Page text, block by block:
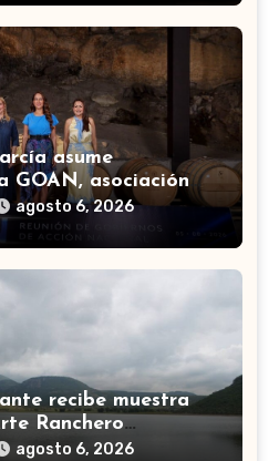
asume
GOAN, asociación
de Acción Nacional
agosto 6, 2026
recibe muestra
Ranchero
agosto 6, 2026